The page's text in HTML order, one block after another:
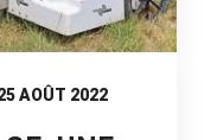
AOÛT 2022